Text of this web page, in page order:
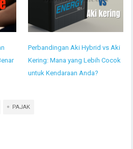
Perbandingan Aki Hybrid vs Aki
Kering: Mana yang Lebih Cocok
untuk Kendaraan Anda?
PAJAK